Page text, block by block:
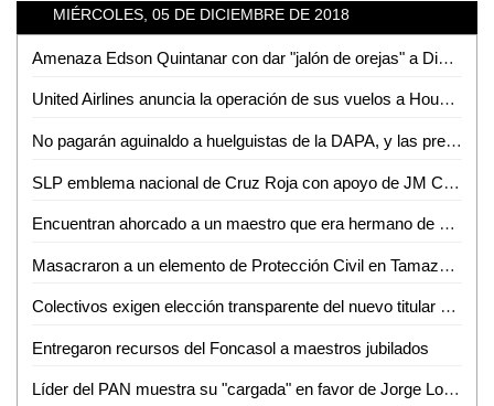
MIÉRCOLES, 05 DE DICIEMBRE DE 2018
Amenaza Edson Quintanar con dar "jalón de orejas" a Diputadas que aprobaron incremento al agua
United Airlines anuncia la operación de sus vuelos a Houston con aviones operados con mejor tecnología y de mayores dimensiones
No pagarán aguinaldo a huelguistas de la DAPA, y las prestaciones se entregarán directamente a trabajadores
SLP emblema nacional de Cruz Roja con apoyo de JM Carreras: Suinaga Cárdenas
Encuentran ahorcado a un maestro que era hermano de un funcionario Federal
Masacraron a un elemento de Protección Civil en Tamazunchale
Colectivos exigen elección transparente del nuevo titular de Derechos Humanos
Entregaron recursos del Foncasol a maestros jubilados
Líder del PAN muestra su "cargada" en favor de Jorge Lozano